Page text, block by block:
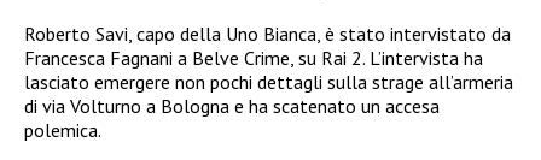
Roberto Savi, capo della Uno Bianca, è stato intervistato da
Francesca Fagnani a Belve Crime, su Rai 2. L’intervista ha
lasciato emergere non pochi dettagli sulla strage all’armeria
di via Volturno a Bologna e ha scatenato un accesa
polemica.